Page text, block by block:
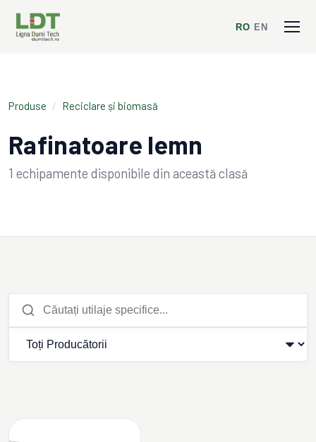
RO EN
Produse / Reciclare și biomasă
Rafinatoare lemn
1 echipamente disponibile din această clasă